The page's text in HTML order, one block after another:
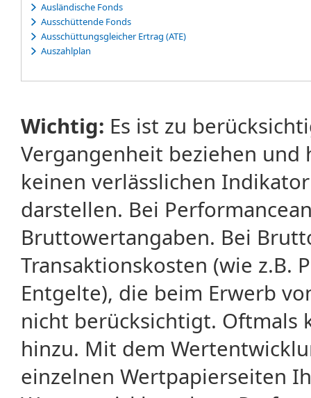
Ausländische Fonds
Ausschüttende Fonds
Ausschüttungsgleicher Ertrag (ATE)
Auszahlplan
Wichtig: Es ist zu
Vergangenheit beziehen
keinen verlässlichen
darstellen. Bei
Bruttowertangaben. Bei
Transaktionskosten (wie z.B.
Entgelte), die beim Erwerb
nicht berücksichtigt. Oftmals
hinzu. Mit dem
einzelnen Wertpapierseiten